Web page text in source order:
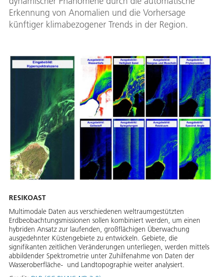
Erkennung von Anomalien und die Vorhersage
künftiger klimabezogener Trends in der Region.
RESIKOAST
Multimodale Daten aus verschiedenen weltraumgestützten
Erdbeobachtungsmissionen sollen kombiniert werden, um einen
hybriden Ansatz zur laufenden, großflächigen Überwachung
ausgedehnter Küstengebiete zu entwickeln. Gebiete, die
signifikanten zeitlichen Veränderungen unterliegen, werden mittels
abbildender Spektrometrie unter Zuhilfenahme von Daten der
Wasseroberfläche- und Landtopographie weiter analysiert.